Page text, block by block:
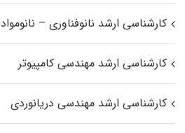
کارشناسی ارشد نانوفناوری – نانومواد
کارشناسی ارشد مهندسی کامپیوتر
کارشناسی ارشد مهندسی دریانوردی